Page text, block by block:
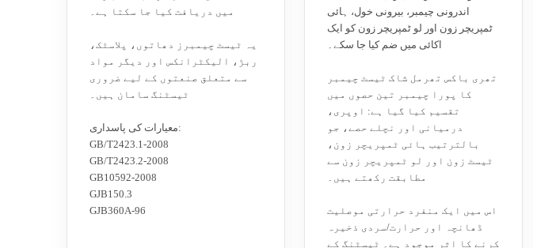
میں دریافت کیا جا سکتا ہے۔
یہ ٹیسٹ چیمبرز دھاتوں، پلاسٹک،
ربڑ، الیکٹرانکس اور دیگر مواد
سے متعلق صنعتوں کے لیے ضروری
ٹیسٹنگ سامان ہیں۔
معیارات کی پاسداری:
GB/T2423.1-2008
GB/T2423.2-2008
GB10592-2008
GJB150.3
GJB360A-96
اندرونی چیمبر، بیرونی خول، ہائی
ٹمپریچر زون اور لو ٹمپریچر زون کو ایک
اکائی میں ضم کیا جا سکے۔
تھری باکس تھرمل شاک ٹیسٹ چیمبر
کا پورا چیمبر تین حصوں میں
تقسیم کیا گیا ہے: اوپری،
درمیانی اور نچلے حصے، جو
بالترتیب ہائی ٹمپریچر زون،
ٹیسٹ زون اور لو ٹمپریچر زون سے
مطابقت رکھتے ہیں۔
اس میں ایک منفرد حرارتی موصلیت
ڈھانچہ اور حرارت/سردی ذخیرہ
کرنے کا اثر موجود ہے۔ ٹیسٹنگ کے